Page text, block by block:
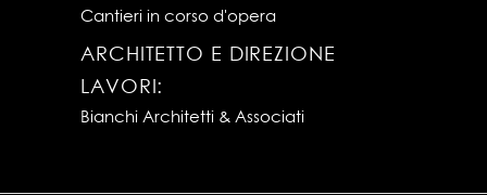
Cantieri in corso d'opera
ARCHITETTO E DIREZIONE
LAVORI:
Bianchi Architetti & Associati